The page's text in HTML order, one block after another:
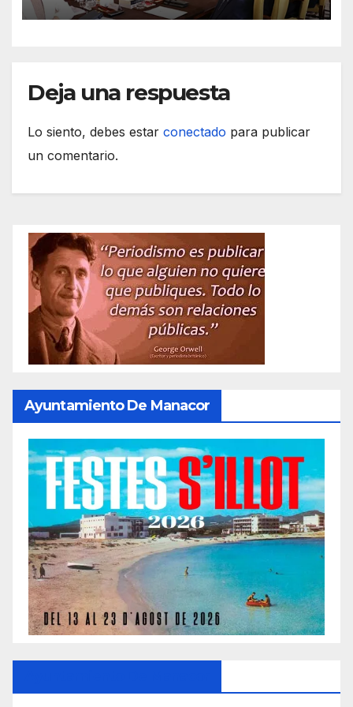
Deja una respuesta
Lo siento, debes estar conectado para publicar
un comentario.
Ayuntamiento De Manacor